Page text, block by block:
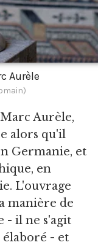
Aurèle
Aurèle,
alors qu'il
Germanie, et
en
L'ouvrage
manière de
- il ne s'agit
- et